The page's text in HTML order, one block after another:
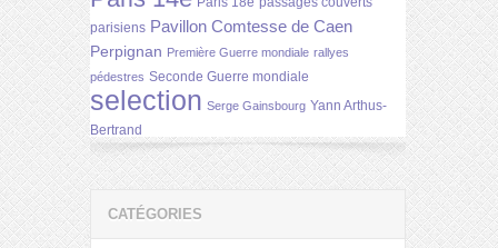
parisiens Pavillon Comtesse de Caen
Perpignan Première Guerre mondiale rallyes
pédestres Seconde Guerre mondiale
selection Serge Gainsbourg Yann Arthus-
Bertrand
CATÉGORIES